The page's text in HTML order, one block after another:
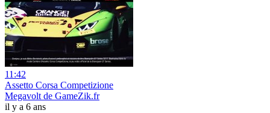
11:42
Assetto Corsa Competizione
Megavolt de GameZik.fr
il y a 6 ans